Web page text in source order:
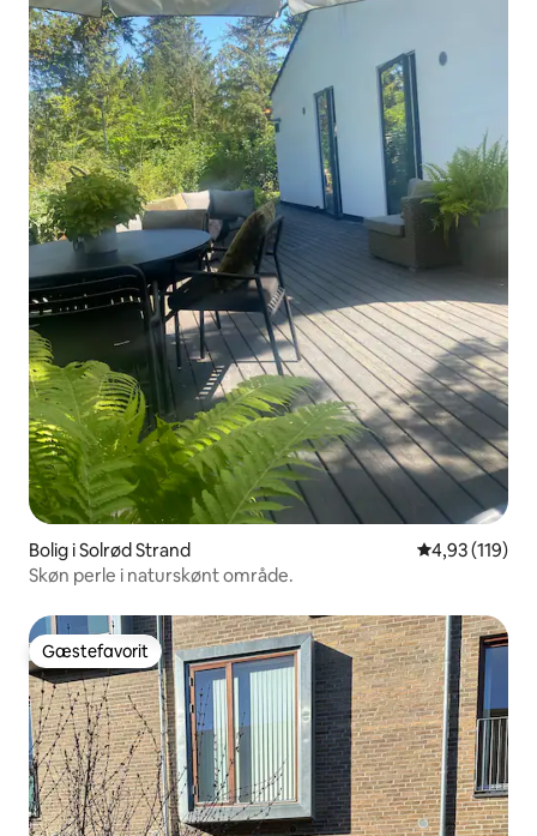
Bolig i Solrød Strand 4,93 ud af 5 i
4,93 (119)
Skøn perle i naturskønt område.
Gæstefavorit
Gæstefavorit